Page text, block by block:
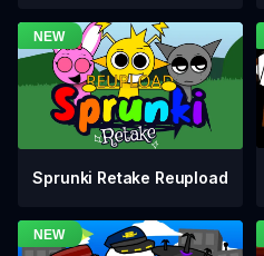
Sprunki Retake Reupload